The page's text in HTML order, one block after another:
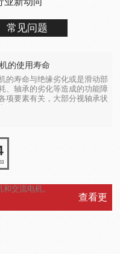
常见问题
的使用寿命
的寿命与绝缘劣化或是滑动部
、轴承的劣化等造成的功能障
项要素有关，大部分视轴承状
交流电机。
查看更